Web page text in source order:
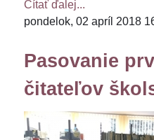
Čítať ďalej...
pondelok, 02 apríl 2018
Pasovanie
čitateľov